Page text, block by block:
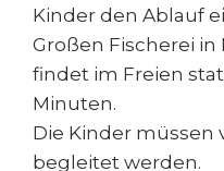
Kinder den Ablauf
Großen Fischerei in
findet im Freien
Minuten.
Die Kinder müssen
begleitet werden.